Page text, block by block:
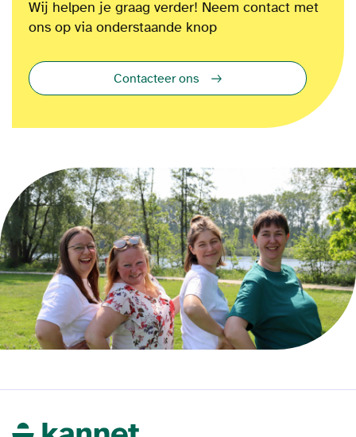
Wij helpen je graag verder! Neem contact met
ons op via onderstaande knop
Contacteer ons